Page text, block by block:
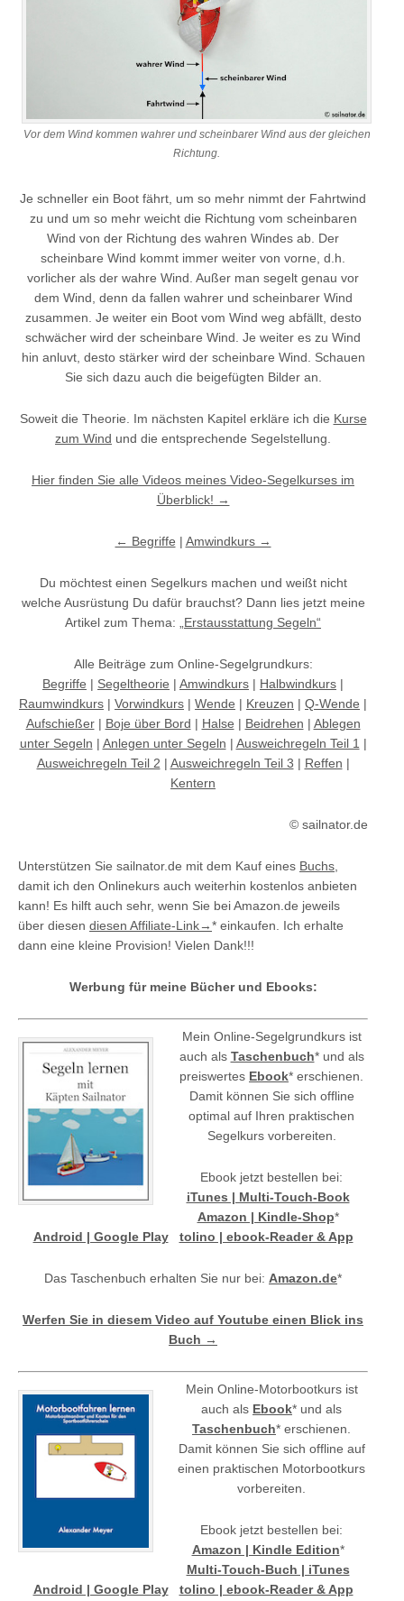
Vor dem Wind kommen wahrer und scheinbarer Wind aus der gleichen
Richtung.
Je schneller ein Boot fährt, um so mehr nimmt der Fahrtwind
zu und um so mehr weicht die Richtung vom scheinbaren
Wind von der Richtung des wahren Windes ab. Der
scheinbare Wind kommt immer weiter von vorne, d.h.
vorlicher als der wahre Wind. Außer man segelt genau vor
dem Wind, denn da fallen wahrer und scheinbarer Wind
zusammen. Je weiter ein Boot vom Wind weg abfällt, desto
schwächer wird der scheinbare Wind. Je weiter es zu Wind
hin anluvt, desto stärker wird der scheinbare Wind. Schauen
Sie sich dazu auch die beigefügten Bilder an.
Soweit die Theorie. Im nächsten Kapitel erkläre ich die Kurse
zum Wind und die entsprechende Segelstellung.
Hier finden Sie alle Videos meines Video-Segelkurses im
Überblick! →
← Begriffe | Amwindkurs →
Du möchtest einen Segelkurs machen und weißt nicht
welche Ausrüstung Du dafür brauchst? Dann lies jetzt meine
Artikel zum Thema: „Erstausstattung Segeln“
Alle Beiträge zum Online-Segelgrundkurs:
Begriffe | Segeltheorie | Amwindkurs | Halbwindkurs |
Raumwindkurs | Vorwindkurs | Wende | Kreuzen | Q-Wende |
Aufschießer| Boje über Bord | Halse | Beidrehen | Ablegen
unter Segeln | Anlegen unter Segeln | Ausweichregeln Teil 1 |
Ausweichregeln Teil 2 | Ausweichregeln Teil 3 | Reffen |
Kentern
© sailnator.de
Unterstützen Sie sailnator.de mit dem Kauf eines Buchs,
damit ich den Onlinekurs auch weiterhin kostenlos anbieten
kann! Es hilft auch sehr, wenn Sie bei Amazon.de jeweils
über diesen diesen Affiliate-Link→* einkaufen. Ich erhalte
dann eine kleine Provision! Vielen Dank!!!
Werbung für meine Bücher und Ebooks:
Mein Online-Segelgrundkurs ist
auch als Taschenbuch* und als
preiswertes Ebook* erschienen.
Damit können Sie sich offline
optimal auf Ihren praktischen
Segelkurs vorbereiten.
Ebook jetzt bestellen bei:
iTunes | Multi-Touch-Book
Amazon | Kindle-Shop*
Android | Google Play
tolino | ebook-Reader & App
Das Taschenbuch erhalten Sie nur bei: Amazon.de*
Werfen Sie in diesem Video auf Youtube einen Blick ins
Buch →
Mein Online-Motorbootkurs ist
auch als Ebook* und als
Taschenbuch* erschienen.
Damit können Sie sich offline auf
einen praktischen Motorbootkurs
vorbereiten.
Ebook jetzt bestellen bei:
Amazon | Kindle Edition*
Multi-Touch-Buch | iTunes
Android | Google Play
tolino | ebook-Reader & App